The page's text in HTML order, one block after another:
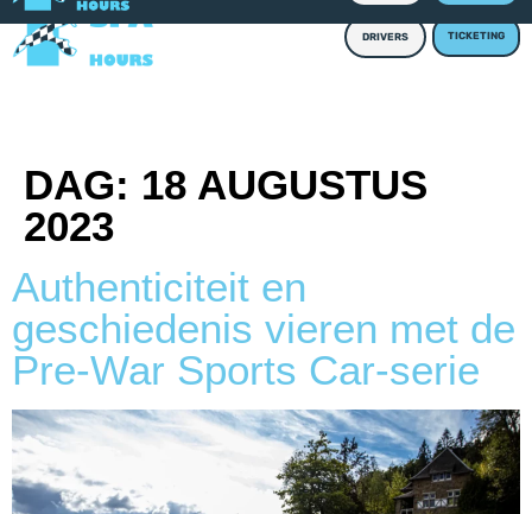
DRIVERS TICKETING
DAG: 18 AUGUSTUS
2023
Authenticiteit en
geschiedenis vieren met de
Pre-War Sports Car-serie